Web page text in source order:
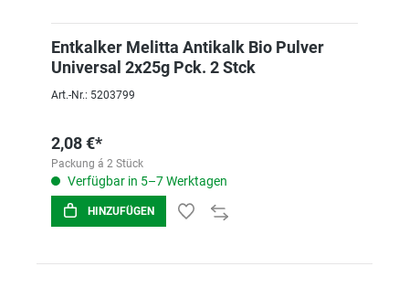
Entkalker Melitta Antikalk Bio Pulver
Universal 2x25g Pck. 2 Stck
Art.-Nr.: 5203799
2,08 €*
Packung á 2 Stück
Verfügbar in 5–7 Werktagen
HINZUFÜGEN